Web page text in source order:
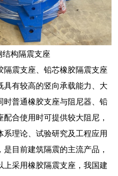
结构隔震支座
隔震支座、铅芯橡胶隔震支座
具有较高的竖向承载能力、大
时普通橡胶支座与阻尼器、铅
合使用时可提供较大阻尼，
理论、试验研究及工程应用
目前建筑隔震的主流产品，
上采用橡胶隔震支座，我国建